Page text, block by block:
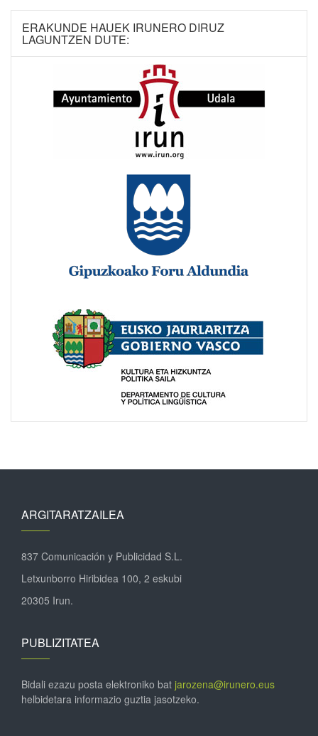
ERAKUNDE HAUEK IRUNERO DIRUZ
LAGUNTZEN DUTE:
ARGITARATZAILEA
837 Comunicación y Publicidad S.L.
Letxunborro Hiribidea 100, 2 eskubi
20305 Irun.
PUBLIZITATEA
Bidali ezazu posta elektroniko bat jarozena@irunero.eus
helbidetara informazio guztia jasotzeko.